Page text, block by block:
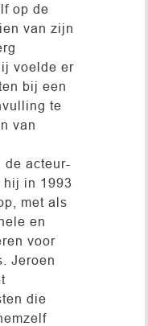
op de
van zijn
voelde er
bij een
te
van
de acteur-
hij in 1993
met als
en
voor
Jeroen
die